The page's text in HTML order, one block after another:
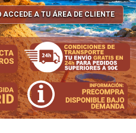
ACCEDE A TU ÁREA DE CLIENTE